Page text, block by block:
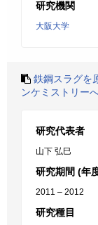
研究機関
大阪大学
鉄鋼スラグを
ンケミストリー
研究代表者
山下 弘巳
研究期間 (年
2011 – 2012
研究種目